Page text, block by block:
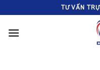
to
content
TƯ VẤN